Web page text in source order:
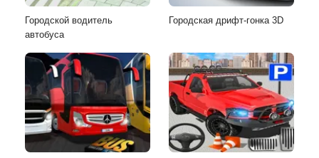
Городской водитель
автобуса
Городская дрифт-гонка 3D